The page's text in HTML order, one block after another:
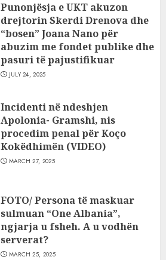
Punonjësja e UKT akuzon
drejtorin Skerdi Drenova dhe
“bosen” Joana Nano për
abuzim me fondet publike dhe
pasuri të pajustifikuar
JULY 24, 2025
Incidenti në ndeshjen
Apolonia- Gramshi, nis
procedim penal për Koço
Kokëdhimën (VIDEO)
MARCH 27, 2025
FOTO/ Persona të maskuar
sulmuan “One Albania”,
ngjarja u fsheh. A u vodhën
serverat?
MARCH 25, 2025